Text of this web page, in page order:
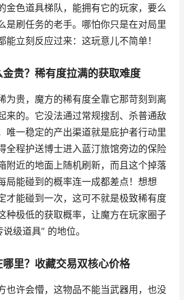
金色道具梯队，能拥有它的玩家，要么
是刷任务的老手。哪怕你只是在对局里
能立刻反应过来：这玩意儿不简单！
贵？稀有度拉满的获取难度
为贵，魔方的稀有度全靠它那苛刻到离
来的。它没法通过常规搜刮、杀普通敌
唯一稳定的产出渠道就是庇护者行动里
全程护送博士进入蓝汀旅馆旁边的保险
附近的地面上随机刷新，而且这个掉落
局能碰到的概率连一成都差点！想想
才能碰到一次，这可不就是极致稀有度
种极低的获取概率，让魔方在玩家圈子
级道具” 的地位。
里？收藏交易双核心价格
也许会懵，这物品不能当武器用，也没